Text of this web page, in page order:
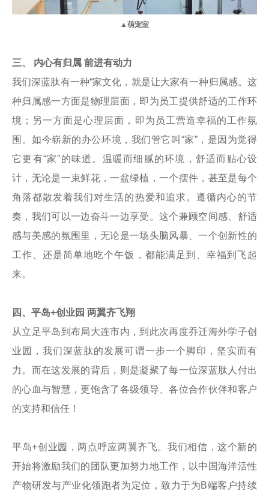
▲萌宠室
三、 内心有归属 前进有动力
我们深蓝肽有一种“家文化，就是让大家有一种归属感。这
种归属感一方面是物理层面，即为员工提供舒适的工作环
境；另一方面是心理层面，即为员工营造幸福的工作氛
围。如今崭新的办公环境，我们管它叫“家”，是因为觉得
它更有“家”的味道。温暖而细腻的环境，舒适而贴心设
计，无论是一束鲜花，一盆绿植，一个摆件，甚至是每个
角落都散发着我们对生活的热爱和追求。遵循内心的节
奏，我们可以一边奋斗一边享受。这个兼顾空间感、舒适
感与美感的氛围里，无论是一场头脑风暴、一个创新性的
工作、还是简单地吃个午饭，都能满足到、幸福到飞起
来。
四、平岛+创业园 两翼齐飞翔
从立足平岛到布局大连市内，到此次再度乔迁海外学子创
业园，我们深蓝肽的发展可谓一步一个脚印，坚实而有
力。而在这发展的背后，则是凝聚了每一位深蓝肽人付出
的心血与智慧，更饱含了各级领导、各位合作伙伴和客户
的支持和信任！
平岛+创业园，两点呼应两翼齐飞。我们相信，这个新的
开始将激励我们的团队更加努力地工作，以中国海洋活性
产物研发与产业化领跑者为定位，致力于为B端客户持续